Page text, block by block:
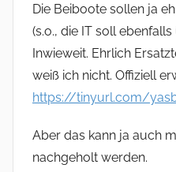
Die Beiboote sollen ja
(s.o., die IT soll
Inwieweit. Ehrlich
weiß ich nicht. Offiziell
https://tinyurl.com/
Aber das kann ja auch
nachgeholt werden.